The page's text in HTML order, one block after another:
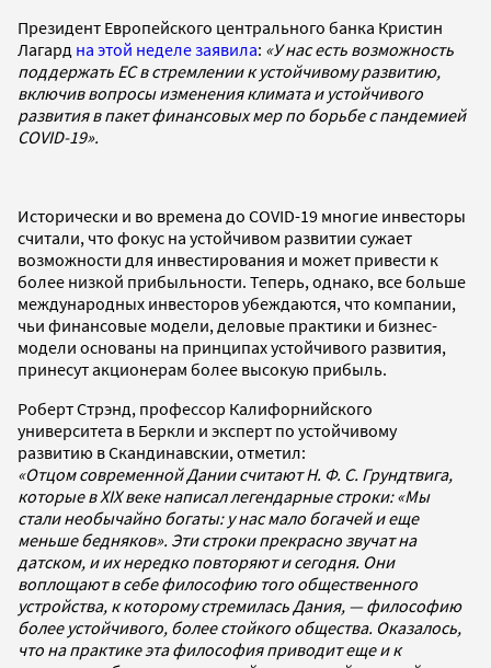
Президент Европейского центрального банка Кристин
Лагард на этой неделе заявила: «У нас есть возможность
поддержать ЕС в стремлении к устойчивому развитию,
включив вопросы изменения климата и устойчивого
развития в пакет финансовых мер по борьбе с пандемией
COVID-19».
Исторически и во времена до COVID-19 многие инвесторы
считали, что фокус на устойчивом развитии сужает
возможности для инвестирования и может привести к
более низкой прибыльности. Теперь, однако, все больше
международных инвесторов убеждаются, что компании,
чьи финансовые модели, деловые практики и бизнес-
модели основаны на принципах устойчивого развития,
принесут акционерам более высокую прибыль.
Роберт Стрэнд, профессор Калифорнийского
университета в Беркли и эксперт по устойчивому
развитию в Скандинавскии, отметил:
«Отцом современной Дании считают Н. Ф. С. Грундтвига,
которые в XIX веке написал легендарные строки: «Мы
стали необычайно богаты: у нас мало богачей и еще
меньше бедняков». Эти строки прекрасно звучат на
датском, и их нередко повторяют и сегодня. Они
воплощают в себе философию того общественного
устройства, к которому стремилась Дания, — философию
более устойчивого, более стойкого общества. Оказалось,
что на практике эта философия приводит еще и к